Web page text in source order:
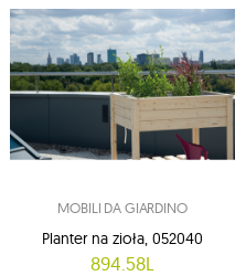
MOBILI DA GIARDINO
Planter na zioła, 052040
894.58L